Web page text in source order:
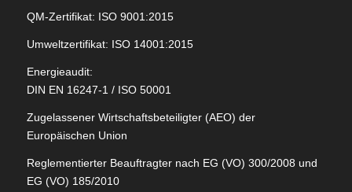
QM-Zertifikat: ISO 9001:2015
Umweltzertifikat: ISO 14001:2015
Energieaudit:
DIN EN 16247-1 / ISO 50001
Zugelassener Wirtschaftsbeteiligter (AEO) der
Europäischen Union
Reglementierter Beauftragter nach EG (VO) 300/2008 und
EG (VO) 185/2010